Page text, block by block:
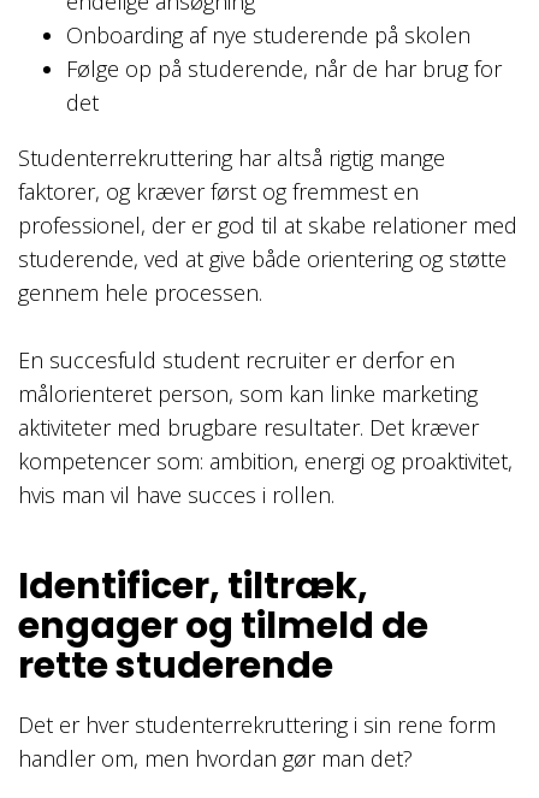
Onboarding af nye studerende på skolen
Følge op på studerende, når de har brug for
det
Studenterrekruttering har altså rigtig mange
faktorer, og kræver først og fremmest en
professionel, der er god til at skabe relationer med
studerende, ved at give både orientering og støtte
gennem hele processen.
En succesfuld student recruiter er derfor en
målorienteret person, som kan linke marketing
aktiviteter med brugbare resultater. Det kræver
kompetencer som: ambition, energi og proaktivitet,
hvis man vil have succes i rollen.
Identificer, tiltræk,
engager og tilmeld de
rette studerende
Det er hver studenterrekruttering i sin rene form
handler om, men hvordan gør man det?